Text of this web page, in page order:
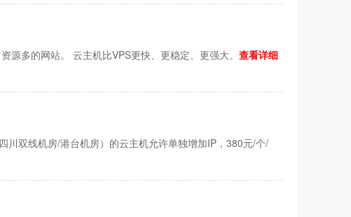
多的网站。 云主机比VPS更快、更稳定、更强大。 查看详细
川双线机房/港台机房）的云主机允许单独增加IP，380元/个/